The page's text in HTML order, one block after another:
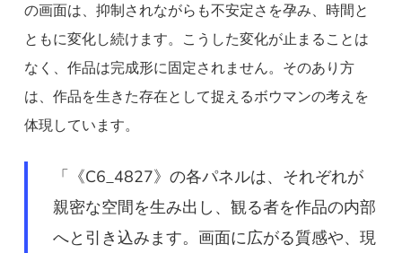
の画面は、抑制されながらも不安定さを孕み、時間と
ともに変化し続けます。こうした変化が止まることは
なく、作品は完成形に固定されません。そのあり方
は、作品を生きた存在として捉えるボウマンの考えを
体現しています。
「《C6_4827》の各パネルは、それぞれが
親密な空間を生み出し、観る者を作品の内部
へと引き込みます。画面に広がる質感や、現